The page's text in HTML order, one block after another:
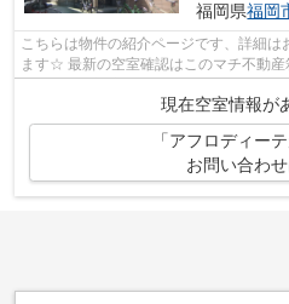
福岡県福岡
こちらは物件の紹介ページです、詳細は
ます☆ 最新の空室確認はこのマチ不動
現在空室情報が
「アフロディー
お問い合わ